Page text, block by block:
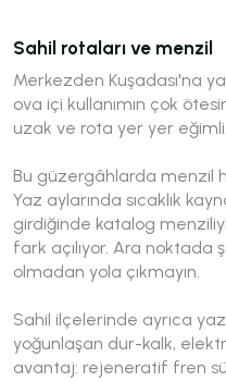
Sahil rotaları ve menzil
Merkezden Kuşadası'na
ova içi kullanımın çok
uzak ve rota yer yer eğimli.
Bu güzergâhlarda menzil
Yaz aylarında sıcaklık
girdiğinde katalog
fark açılıyor. Ara noktada
olmadan yola çıkmayın.
Sahil ilçelerinde ayrıca
yoğunlaşan dur-kalk,
avantaj: rejeneratif fren